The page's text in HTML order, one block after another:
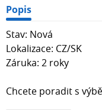
Popis
Stav: Nová
Lokalizace: CZ/SK
Záruka: 2 roky
Chcete poradit s